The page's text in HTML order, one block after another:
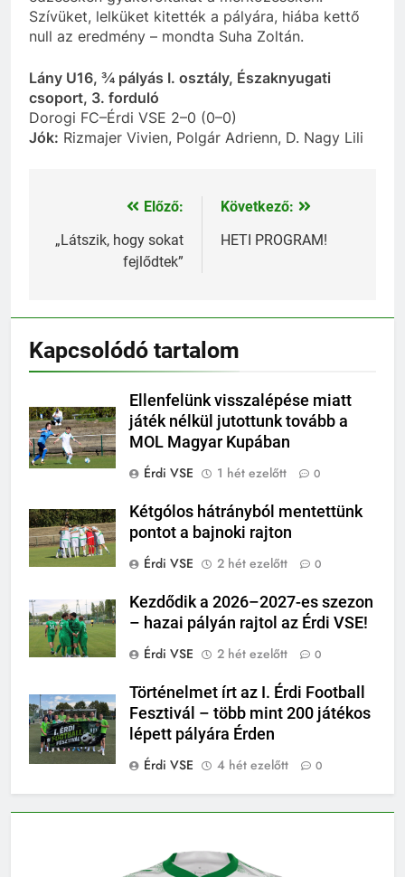
Szívüket, lelküket kitették a pályára, hiába kettő
null az eredmény – mondta Suha Zoltán.
Lány U16, ¾ pályás I. osztály, Északnyugati
csoport, 3. forduló
Dorogi FC–Érdi VSE 2–0 (0–0)
Jók: Rizmajer Vivien, Polgár Adrienn, D. Nagy Lili
Bejegyzés
navigáció
Előző:
„Látszik, hogy sokat
fejlődtek”
Következő:
HETI PROGRAM!
Kapcsolódó tartalom
Ellenfelünk visszalépése miatt
játék nélkül jutottunk tovább a
MOL Magyar Kupában
Érdi VSE
1 hét ezelőtt 0
Kétgólos hátrányból mentettünk
pontot a bajnoki rajton
Érdi VSE
2 hét ezelőtt 0
Kezdődik a 2026–2027-es szezon
– hazai pályán rajtol az Érdi VSE!
Érdi VSE
2 hét ezelőtt 0
Történelmet írt az I. Érdi Football
Fesztivál – több mint 200 játékos
lépett pályára Érden
Érdi VSE
4 hét ezelőtt 0